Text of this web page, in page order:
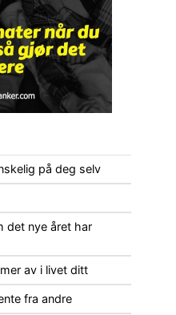
på deg selv
det nye året har
av i livet ditt
fra andre